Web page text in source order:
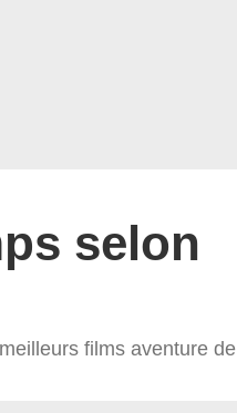
selon
films aventure de